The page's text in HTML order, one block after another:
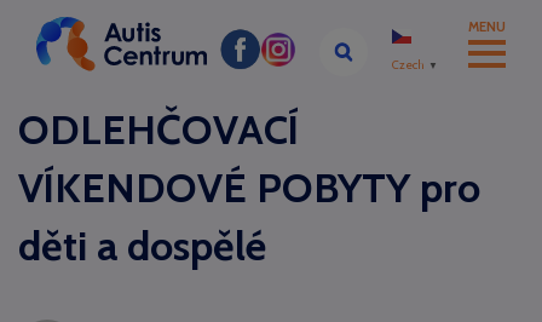
Czech ▼
MENU
ODLEHČOVACÍ
VÍKENDOVÉ POBYTY pro
děti a dospělé